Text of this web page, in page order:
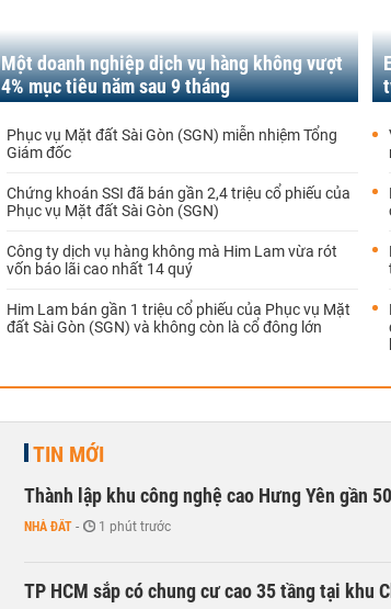
Một doanh nghiệp dịch vụ hàng không vượt
4% mục tiêu năm sau 9 tháng
Phục vụ Mặt đất Sài Gòn (SGN) miễn nhiệm Tổng
Giám đốc
Chứng khoán SSI đã bán gần 2,4 triệu cổ phiếu của
Phục vụ Mặt đất Sài Gòn (SGN)
Công ty dịch vụ hàng không mà Him Lam vừa rót
vốn báo lãi cao nhất 14 quý
Him Lam bán gần 1 triệu cổ phiếu của Phục vụ Mặt
đất Sài Gòn (SGN) và không còn là cổ đông lớn
TIN MỚI
Thành lập khu công nghệ cao Hưng Yên gần
NHÀ ĐẤT - 1 phút trước
TP HCM sắp có chung cư cao 35 tầng tại khu